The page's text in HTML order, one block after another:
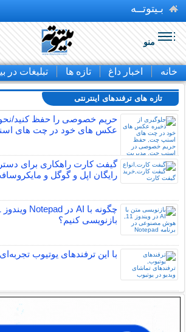
بـیتوتــه
منو
خانه اخبار داغ تازه ها تبلیغات در
تازه های ترفندهای اینترنتی
حریم خصوصی را حفظ کنید/
عکس های خود در چت های
گیفت کارت راهکاری برای
رایگان اپل و گوگل و
بازنویسی کنیم؟
با این ترفندهای یوتیوب